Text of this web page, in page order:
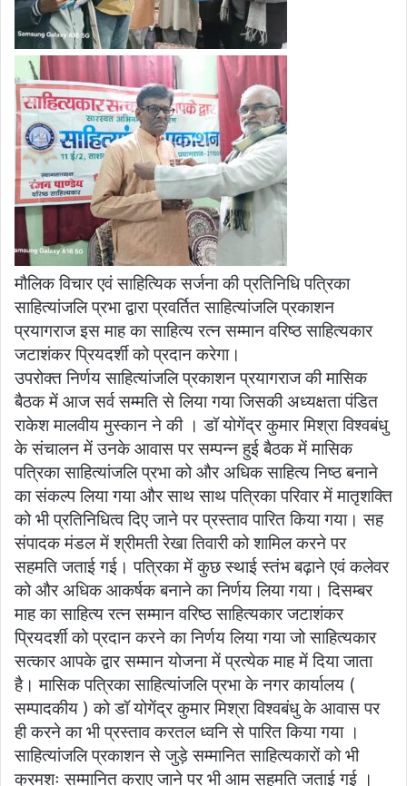
मौलिक विचार एवं साहित्यिक सर्जना की प्रतिनिधि पत्रिका
साहित्यांजलि प्रभा द्वारा प्रवर्तित साहित्यांजलि प्रकाशन
प्रयागराज इस माह का साहित्य रत्न सम्मान वरिष्ठ साहित्यकार
जटाशंकर प्रियदर्शी को प्रदान करेगा।
उपरोक्त निर्णय साहित्यांजलि प्रकाशन प्रयागराज की मासिक
बैठक में आज सर्व सम्मति से लिया गया जिसकी अध्यक्षता पंडित
राकेश मालवीय मुस्कान ने की । डॉ योगेंद्र कुमार मिश्रा विश्वबंधु
के संचालन में उनके आवास पर सम्पन्न हुई बैठक में मासिक
पत्रिका साहित्यांजलि प्रभा को और अधिक साहित्य निष्ठ बनाने
का संकल्प लिया गया और साथ साथ पत्रिका परिवार में मातृशक्ति
को भी प्रतिनिधित्व दिए जाने पर प्रस्ताव पारित किया गया। सह
संपादक मंडल में श्रीमती रेखा तिवारी को शामिल करने पर
सहमति जताई गई। पत्रिका में कुछ स्थाई स्तंभ बढ़ाने एवं कलेवर
को और अधिक आकर्षक बनाने का निर्णय लिया गया। दिसम्बर
माह का साहित्य रत्न सम्मान वरिष्ठ साहित्यकार जटाशंकर
प्रियदर्शी को प्रदान करने का निर्णय लिया गया जो साहित्यकार
सत्कार आपके द्वार सम्मान योजना में प्रत्येक माह में दिया जाता
है। मासिक पत्रिका साहित्यांजलि प्रभा के नगर कार्यालय (
सम्पादकीय ) को डॉ योगेंद्र कुमार मिश्रा विश्वबंधु के आवास पर
ही करने का भी प्रस्ताव करतल ध्वनि से पारित किया गया ।
साहित्यांजलि प्रकाशन से जुड़े सम्मानित साहित्यकारों को भी
क्रमशः सम्मानित कराए जाने पर भी आम सहमति जताई गई ।